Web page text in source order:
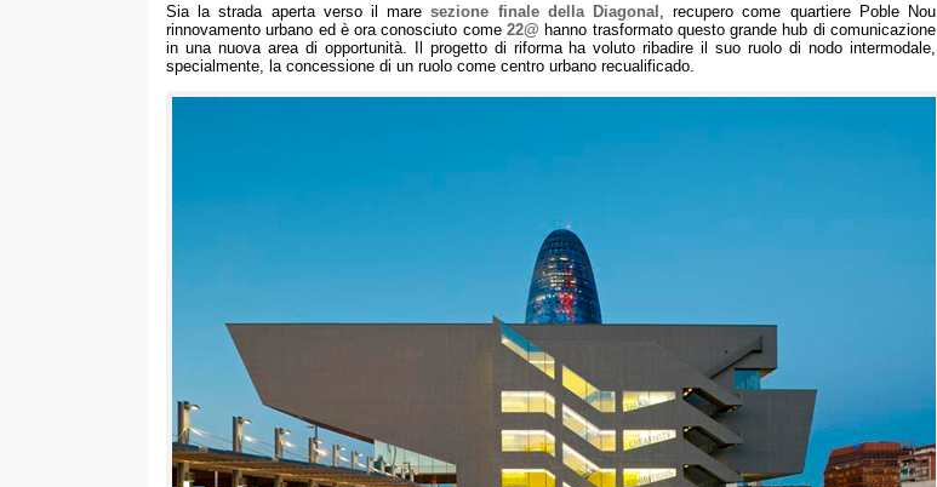
Sia la strada aperta verso il maresezione finale della Diagonal
, recupero come quartiere Poble Nou
rinnovamento urbano ed è ora conosciuto come 22@ hanno trasformato questo grande hub di comunicazione
in una nuova area di opportunità. Il progetto di riforma ha voluto ribadire il suo ruolo di nodo intermodale,
specialmente, la concessione di un ruolo come centro urbano recualificado.